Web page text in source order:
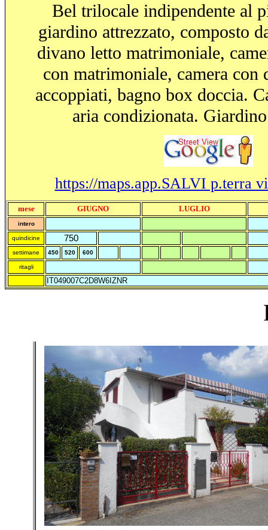
Bel trilocale indipendente al
giardino attrezzato, composto
divano letto matrimoniale,
con matrimoniale, camera con
accoppiati, bagno box doccia.
aria condizionata.
https://maps.app.SALVI p.terra
mese GIUGNO LUGLIO
intero
quindicine 750
settimane 450 520 600
ritagli
IT049007C2D8W6IZNR